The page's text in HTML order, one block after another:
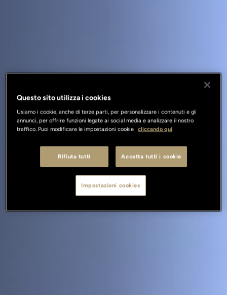
Questo sito utilizza i cookies
Usiamo i cookie, anche di terze parti, per personalizzare i contenuti e gli
annunci, per offrire funzioni legate ai social media e analizzare il nostro
traffico. Puoi modificare le impostazioni cookie cliccando qui
Rifiuta tutti Accetta tutti i cookie
Impostazioni cookies